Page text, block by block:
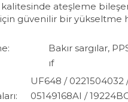
kalitesinde ateşleme
için güvenilir bir yükseltme
Bakır sargılar,
ıf
UF648 / 0221504032
05149168AI /